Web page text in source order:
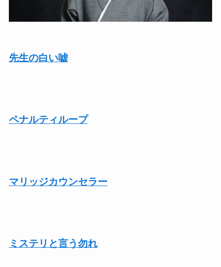
先生の白い嘘
ペナルティループ
マリッジカウンセラー
ミステリと言う勿れ